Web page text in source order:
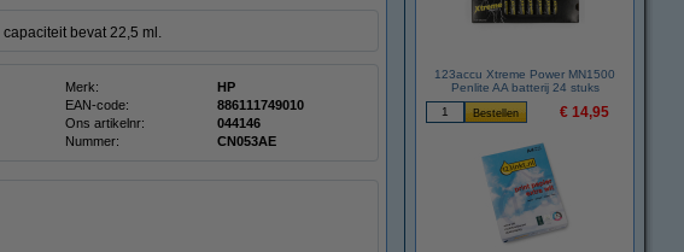
bevat 22,5 ml.
Merk:
HP
EAN-code:
886111749010
Ons artikelnr:
044146
Nummer: CN053AE
123accu Xtreme Power MN1500
Penlite AA batterij 24 stuks
€ 14,95